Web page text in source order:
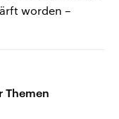
worden –
Themen